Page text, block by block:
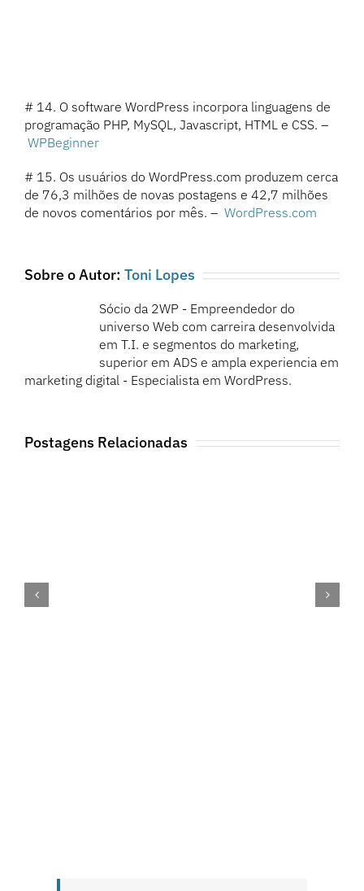
# 14. O software WordPress incorpora linguagens de
programação PHP, MySQL, Javascript, HTML e CSS. –
WPBeginner
# 15. Os usuários do WordPress.com produzem cerca
de 76,3 milhões de novas postagens e 42,7 milhões
de novos comentários por mês. – WordPress.com
Sobre o Autor: Toni Lopes
Sócio da 2WP - Empreendedor do
universo Web com carreira desenvolvida
em T.I. e segmentos do marketing,
superior em ADS e ampla experiencia em
marketing digital - Especialista em WordPress.
Postagens Relacionadas